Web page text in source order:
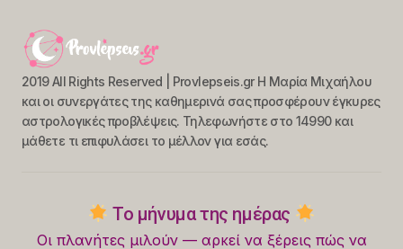
2019 All Rights Reserved | Provlepseis.gr Η Μαρία Μιχαήλου
και οι συνεργάτες της καθημερινά σας προσφέρουν έγκυρες
αστρολογικές προβλέψεις. Τηλεφωνήστε στο 14990 και
μάθετε τι επιφυλάσει το μέλλον για εσάς.
Το μήνυμα της ημέρας
Οι πλανήτες μιλούν — αρκεί να ξέρεις πώς να